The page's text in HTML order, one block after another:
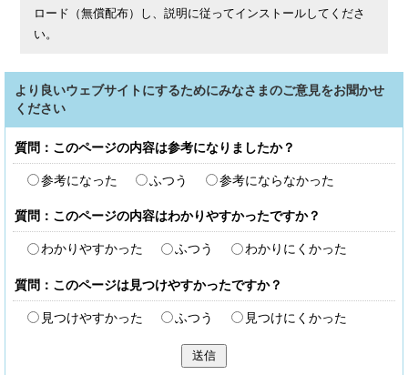
ロード（無償配布）し、説明に従ってインストールしてくださ
い。
より良いウェブサイトにするためにみなさまのご意見をお聞かせ
ください
質問：このページの内容は参考になりましたか？
参考になった ふつう 参考にならなかった
質問：このページの内容はわかりやすかったですか？
わかりやすかった ふつう わかりにくかった
質問：このページは見つけやすかったですか？
見つけやすかった ふつう 見つけにくかった
送信